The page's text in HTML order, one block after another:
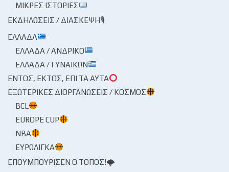
ΜΙΚΡΈΣ ΙΣΤΟΡΊΕΣ
ΕΚΔΗΛΏΣΕΙΣ / ΔΙΆΣΚΕΨΗ🎙
ΕΛΛΆΔΑ
ΕΛΛΆΔΑ / ΑΝΔΡΙΚΌ
ΕΛΛΆΔΑ / ΓΥΝΑΙΚΏΝ
ΕΝΤΌΣ, ΕΚΤΌΣ, ΕΠΊ ΤΑ ΑΥΤΆ
ΕΞΩΤΕΡΙΚΈΣ ΔΙΟΡΓΑΝΏΣΕΙΣ / ΚΌΣΜΟΣ
BCL
EUROPE CUP
NBA
ΕΥΡΩΛΊΓΚΑ
ΕΠΟΥΜΠΟΎΡΙΣΕΝ Ο ΤΌΠΟΣ!🌩